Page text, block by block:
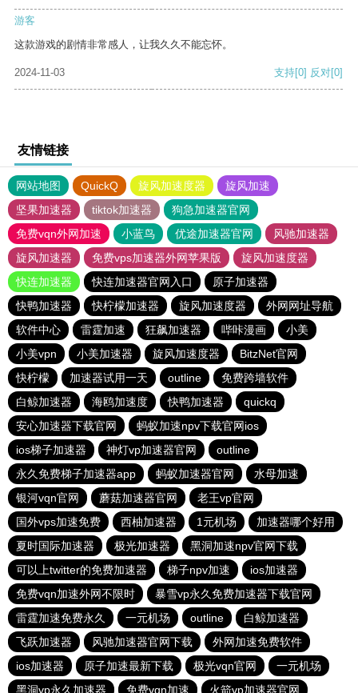
游客
这款游戏的剧情非常感人，让我久久不能忘怀。
2024-11-03 支持[0] 反对[0]
友情链接
网站地图 QuickQ 旋风加速度器
旋风加速
坚果加速器
tiktok加速器
狗急加速器官网
免费vqn外网加速
小蓝鸟 优途加速器官网
风驰加速器
旋风加速器
免费vps加速器外网苹果版
旋风加速度器
快连加速器
快连加速器官网入口
原子加速器
快鸭加速器
快柠檬加速器 旋风加速度器
外网网址导航
软件中心
雷霆加速 狂飙加速器 哔咔漫画
小美
小美vpn
小美加速器 旋风加速度器
BitzNet官网
快柠檬
加速器试用一天 outline
免费跨墙软件
白鲸加速器
海鸥加速度 快鸭加速器
quickq
安心加速器下载官网
蚂蚁加速npv下载官网ios
ios梯子加速器
神灯vp加速器官网
outline
永久免费梯子加速器app
蚂蚁加速器官网
水母加速
银河vqn官网
蘑菇加速器官网
老王vp官网
国外vps加速免费
西柚加速器 1元机场
加速器哪个好用
夏时国际加速器
极光加速器
黑洞加速npv官网下载
可以上twitter的免费加速器
梯子npv加速
ios加速器
免费vqn加速外网不限时
暴雪vp永久免费加速器下载官网
雷霆加速免费永久
一元机场 outline
白鲸加速器
飞跃加速器
风驰加速器官网下载
外网加速免费软件
ios加速器
原子加速最新下载 极光vqn官网
一元机场
黑洞vp永久加速器
免费vqn加速 火箭vp加速器官网